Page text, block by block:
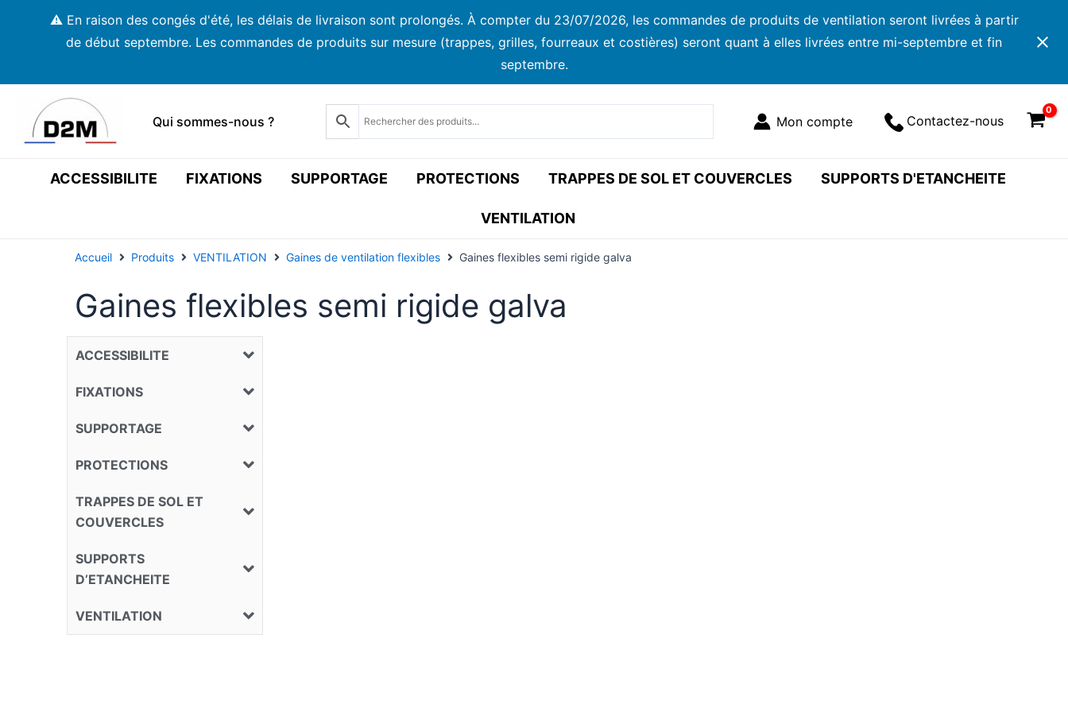
⚠️ En raison des congés d'été, les délais de livraison sont prolongés. À compter du 23/07/2026, les commandes de produits de ventilation seront livrées à partir
de début septembre. Les commandes de produits sur mesure (trappes, grilles, fourreaux et costières) seront quant à elles livrées entre mi-septembre et fin
septembre.
Qui sommes-nous ? Contactez-nous
ACCESSIBILITE FIXATIONS SUPPORTAGE PROTECTIONS TRAPPES DE SOL ET COUVERCLES SUPPORTS D'ETANCHEITE
VENTILATION
Accueil Produits VENTILATION Gaines de ventilation flexibles Gaines flexibles semi rigide galva
Gaines flexibles semi rigide galva
ACCESSIBILITE
FIXATIONS
SUPPORTAGE
PROTECTIONS
TRAPPES DE SOL ET
COUVERCLES
SUPPORTS
D’ETANCHEITE
VENTILATION